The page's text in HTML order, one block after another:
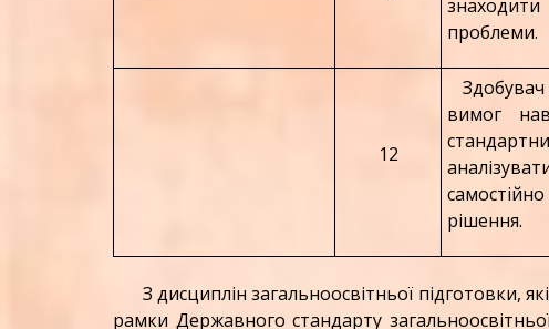
знаходити
проблеми.
12
Здобувач
вимог
рішення.
З дисциплін загальноосвітньої підготовки,
рамки Державного стандарту